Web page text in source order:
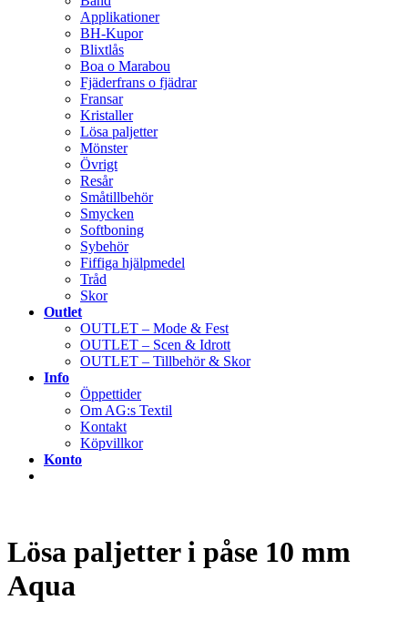
Applikationer
BH-Kupor
Blixtlås
Boa o Marabou
Fjäderfrans o fjädrar
Fransar
Kristaller
Lösa paljetter
Mönster
Övrigt
Resår
Småtillbehör
Smycken
Softboning
Sybehör
Fiffiga hjälpmedel
Tråd
Skor
Outlet
OUTLET – Mode & Fest
OUTLET – Scen & Idrott
OUTLET – Tillbehör & Skor
Info
Öppettider
Om AG:s Textil
Kontakt
Köpvillkor
Konto
Lösa paljetter i påse 10 mm
Aqua